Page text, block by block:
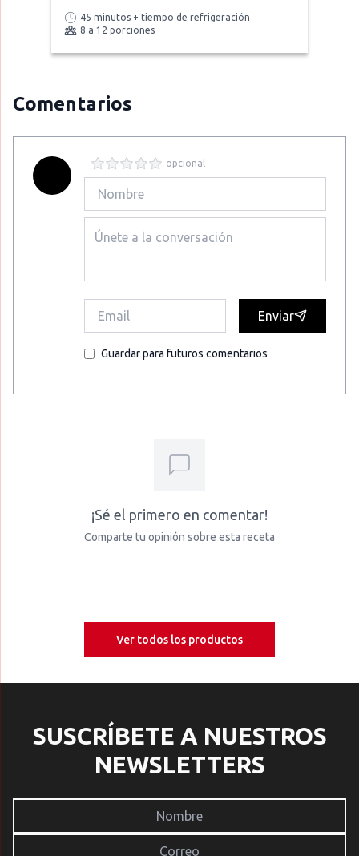
45 minutos + tiempo de refrigeración
8 a 12 porciones
Comentarios
opcional
Enviar
Guardar para futuros comentarios
¡Sé el primero en comentar!
Comparte tu opinión sobre esta receta
Ver todos los productos
SUSCRÍBETE A NUESTROS
NEWSLETTERS